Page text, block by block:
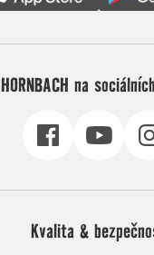
HORNBACH na
Kvalita &